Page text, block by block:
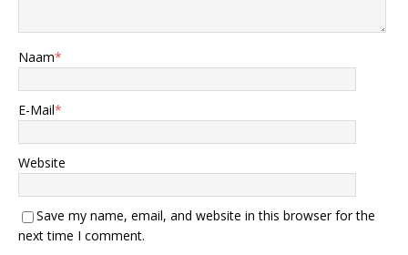
Naam*
E-Mail*
Website
Save my name, email, and website in this browser for the
next time I comment.